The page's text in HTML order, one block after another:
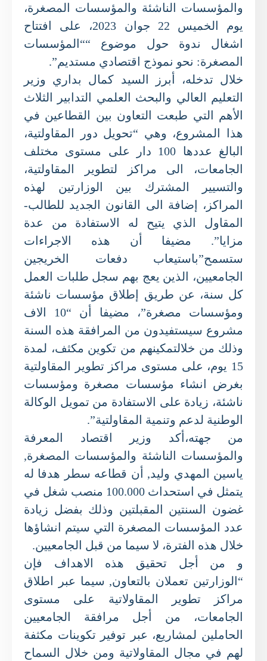
والمؤسسات الناشئة والمؤسسات المصغرة،
يوم الخميس 22 جوان 2023، على افتتاح
اشغال ندوة حول موضوع ““المؤسسات
المصغرة: نحو نموذج اقتصادي مستديم”.
خلال تدخله، أبرز السيد كمال بداري وزير
التعليم العالي والبحث العلمي التدابير الثلاث
الأهم التي طبعت التعاون بين القطاعين في
هذا المشروع، وهي “تحويل دور المقاولتية،
البالغ عددها 100 دار على مستوى مختلف
الجامعات، الى مراكز لتطوير المقاولتية،
والتسيير المشترك بين الوزارتين لهذه
المراكز، إضافة الى القانون الجديد للطالب-
المقاول الذي يتيح له الاستفادة من عدة
مزايا”. مضيفا أن هذه الاجراءات
ستسمح”باستيعاب دفعات الخريجين
الجامعيين، الذين يعج بهم سجل طلبات العمل
كل سنة، عن طريق إطلاق مؤسسات ناشئة
ومؤسسات مصغرة”، مضيفا أن “10 الاف
مشروع سيستفيدون من المرافقة هذه السنة
وذلك من خلالتمكينهم من تكوين مكثف، لمدة
15 يوم، على مستوى مراكز تطوير المقاولتية
بغرض انشاء مؤسسات مصغرة ومؤسسات
ناشئة، زيادة على الاستفادة من تمويل الوكالة
الوطنية لدعم وتنمية المقاولتية”.
من جهته،أكد وزير اقتصاد المعرفة
والمؤسسات الناشئة والمؤسسات المصغرة,
ياسين المهدي وليد, أن قطاعه سطر هدفا له
يتمثل في استحداث 100.000 منصب شغل في
غضون السنتين المقبلتين وذلك بفضل زيادة
عدد المؤسسات المصغرة التي سيتم انشاؤها
خلال هذه الفترة، لا سيما من قبل الجامعيين.
و من أجل تحقيق هذه الاهداف فإن
“الوزارتين تعملان بالتعاون, سيما عبر اطلاق
مراكز تطوير المقاولاتية على مستوى
الجامعات، من أجل مرافقة الجامعيين
الحاملين لمشاريع، عبر توفير تكوينات مكثفة
لهم في مجال المقاولاتية ومن خلال السماح